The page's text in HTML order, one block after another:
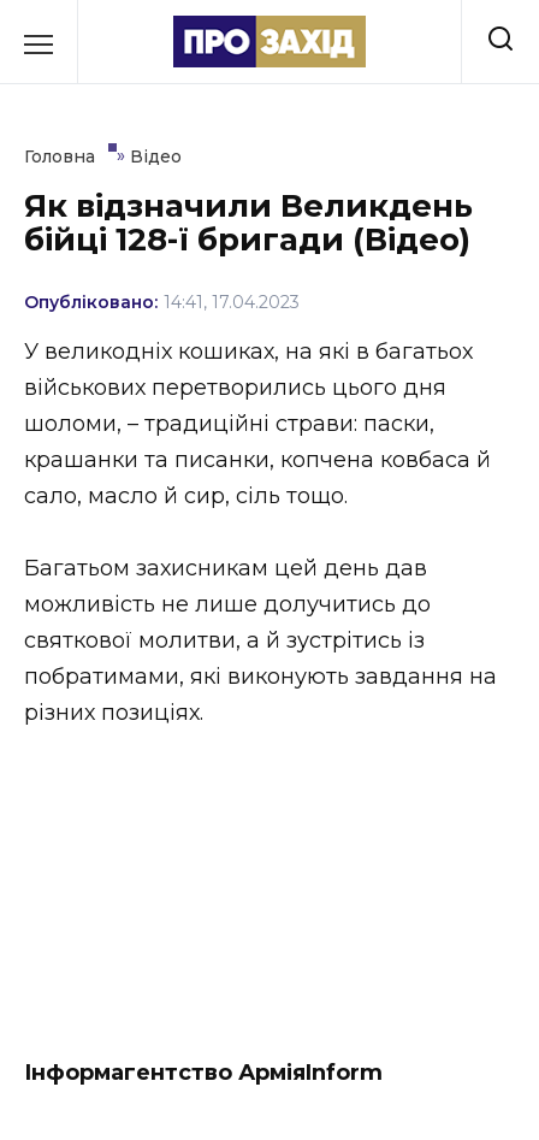
до
Культура
Освіта
Події
Політика
Соціум
Спорт
Стиль життя
Втрачений Ужгород (відеоверсія)
ВІДЕО
Головна » Відео
Як відзначили Великдень
бійці 128-ї бригади (Відео)
Опубліковано: 14:41, 17.04.2023
У великодніх кошиках, на які в багатьох
військових перетворились цього дня
шоломи, – традиційні страви: паски,
крашанки та писанки, копчена ковбаса й
сало, масло й сир, сіль тощо.
Багатьом захисникам цей день дав
можливість не лише долучитись до
святкової молитви, а й зустрітись із
побратимами, які виконують завдання на
різних позиціях.
Інформагентство АрміяInform